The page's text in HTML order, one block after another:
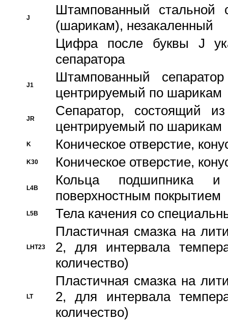
J
Штампованный стальной
(шарикам), незакаленный
Цифра после буквы J
сепаратора
J1
Штампованный
центрируемый по шарикам
JR
Сепаратор, состоящий
центрируемый по шарикам
K Коническое отверстие,
K30 Коническое отверстие,
L4B
Кольца подшипника
поверхностным покрытием
L5B Тела качения со
LHT23
Пластичная смазка на
2, для интервала
количество)
LT
Пластичная смазка на
2, для интервала
количество)